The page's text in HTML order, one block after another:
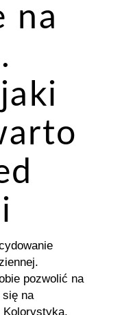
na
pozwolić na
się na
Kolorystyka,